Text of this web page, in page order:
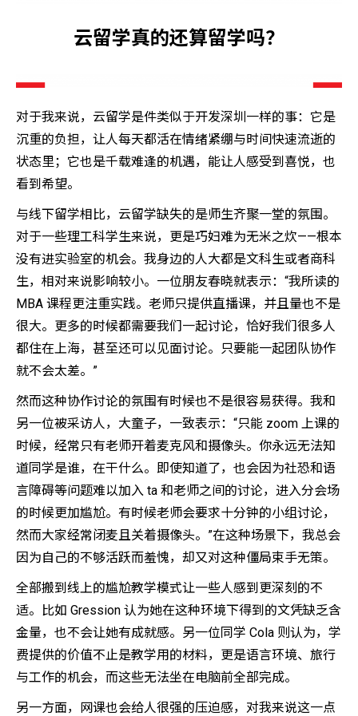
云留学真的还算留学吗？
对于我来说，云留学是件类似于开发深圳一样的事：它是
沉重的负担，让人每天都活在情绪紧绷与时间快速流逝的
状态里；它也是千载难逢的机遇，能让人感受到喜悦，也
看到希望。
与线下留学相比，云留学缺失的是师生齐聚一堂的氛围。
对于一些理工科学生来说，更是巧妇难为无米之炊——根本
没有进实验室的机会。我身边的人大都是文科生或者商科
生，相对来说影响较小。一位朋友春晓就表示：“我所读的
MBA 课程更注重实践。老师只提供直播课，并且量也不是
很大。更多的时候都需要我们一起讨论，恰好我们很多人
都住在上海，甚至还可以见面讨论。只要能一起团队协作
就不会太差。”
然而这种协作讨论的氛围有时候也不是很容易获得。我和
另一位被采访人，大童子，一致表示：“只能 zoom 上课的
时候，经常只有老师开着麦克风和摄像头。你永远无法知
道同学是谁，在干什么。即使知道了，也会因为社恐和语
言障碍等问题难以加入 ta 和老师之间的讨论，进入分会场
的时候更加尴尬。有时候老师会要求十分钟的小组讨论，
然而大家经常闭麦且关着摄像头。”在这种场景下，我总会
因为自己的不够活跃而羞愧，却又对这种僵局束手无策。
全部搬到线上的尴尬教学模式让一些人感到更深刻的不
适。比如 Gression 认为她在这种环境下得到的文凭缺乏含
金量，也不会让她有成就感。另一位同学 Cola 则认为，学
费提供的价值不止是教学用的材料，更是语言环境、旅行
与工作的机会，而这些无法坐在电脑前全部完成。
另一方面，网课也会给人很强的压迫感，对我来说这一点